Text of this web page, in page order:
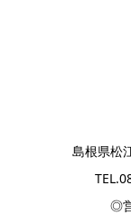
島根県松
TEL.
◎